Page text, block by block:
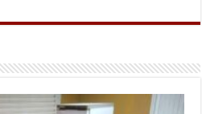
n
e
d
a
l
l
g
r
s
e
a
e